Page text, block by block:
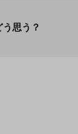
う思う？